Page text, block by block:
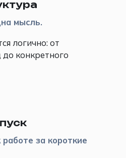
мысль.
логично: от
конкретного
за короткие